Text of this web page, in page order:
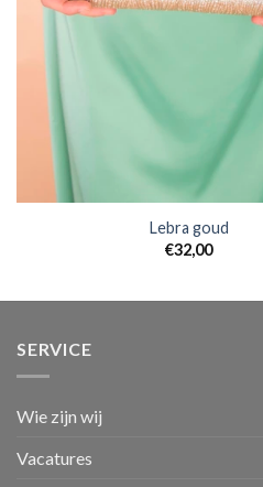
Lebra goud
€32,00
SERVICE
Wie zijn wij
Vacatures